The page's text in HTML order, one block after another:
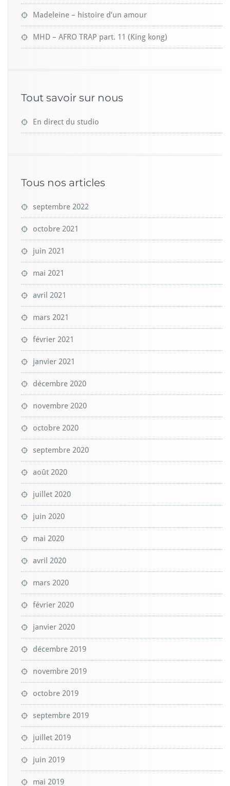
Madeleine – histoire d’un amour
MHD – AFRO TRAP part. 11 (King kong)
Tout savoir sur nous
En direct du studio
Tous nos articles
septembre 2022
octobre 2021
juin 2021
mai 2021
avril 2021
mars 2021
février 2021
janvier 2021
décembre 2020
novembre 2020
octobre 2020
septembre 2020
août 2020
juillet 2020
juin 2020
mai 2020
avril 2020
mars 2020
février 2020
janvier 2020
décembre 2019
novembre 2019
octobre 2019
septembre 2019
juillet 2019
juin 2019
mai 2019